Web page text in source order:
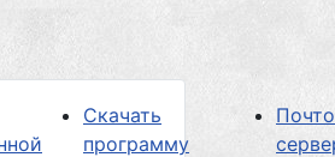
Скачать
программу